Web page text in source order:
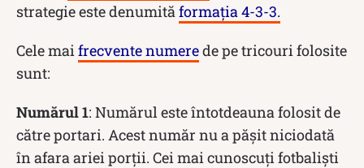
strategie este denumită formația 4-3-3.
Cele mai frecvente numerede pe tricouri folosite
sunt:
Numărul 1: Numărul este întotdeauna folosit de
către portari. Acest număr nu a pășit niciodată
în afara ariei porții. Cei mai cunoscuți fotbaliști